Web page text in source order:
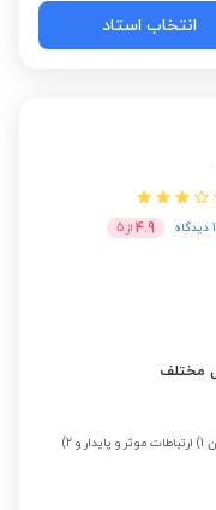
انتخاب استاد
4.9 از 5
برگزاری دو سمینار آموزشی در شهر شیراز تحت عنوان 1) ارتباطات موثر و پایدار و 2)